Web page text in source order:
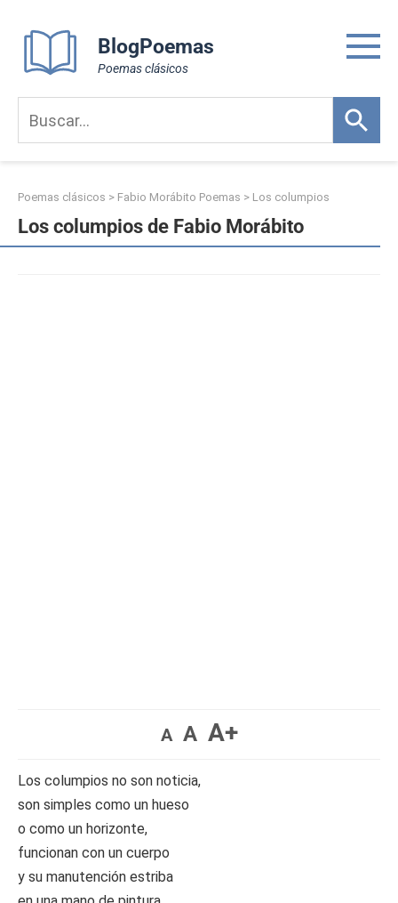
content
BlogPoemas
Poemas clásicos
Poemas clásicos > Fabio Morábito Poemas > Los columpios
Los columpios de Fabio Morábito
A A A+
Los columpios no son noticia,
son simples como un hueso
o como un horizonte,
funcionan con un cuerpo
y su manutención estriba